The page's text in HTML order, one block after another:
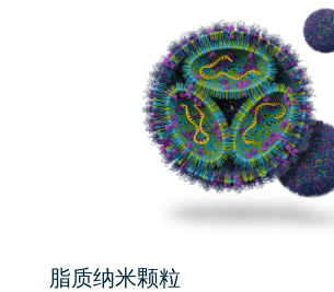
脂质纳米颗粒